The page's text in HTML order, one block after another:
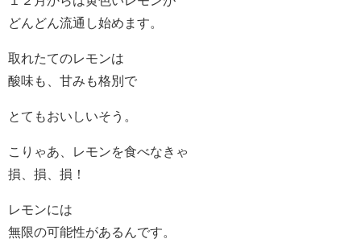
どんどん流通し始めます。
取れたてのレモンは
酸味も、甘みも格別で
とてもおいしいそう。
こりゃあ、レモンを食べなきゃ
損、損、損！
レモンには
無限の可能性があるんです。